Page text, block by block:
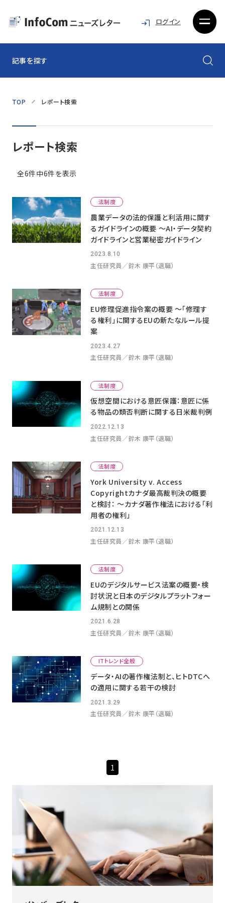
ログイン
記事を探す
TOP レポート検索
レポート検索
全6件中6件を表示
法制度
農業データの法的保護と利活用に関す
るガイドラインの概要 ～AI・データ契約
ガイドラインと営業秘密ガイドライン
2023.8.10
主任研究員／鈴木 康平（退職）
法制度
EU修理促進指令案の概要 ～「修理す
る権利」に関するEUの新たなルール提
案
2023.4.27
主任研究員／鈴木 康平（退職）
法制度
仮想空間における意匠保護：意匠に係
る物品の類否判断に関する日米裁判例
2022.12.13
主任研究員／鈴木 康平（退職）
法制度
York University v. Access
Copyrightカナダ最高裁判決の概要
と検討： ～カナダ著作権法における「利
用者の権利」
2021.12.13
主任研究員／鈴木 康平（退職）
法制度
EUのデジタルサービス法案の概要・検
討状況と日本のデジタルプラットフォー
ム規制との関係
2021.6.28
主任研究員／鈴木 康平（退職）
ITトレンド全般
データ・AIの著作権法制と、ヒトDTCへ
の適用に関する若干の検討
2021.3.29
主任研究員／鈴木 康平（退職）
1